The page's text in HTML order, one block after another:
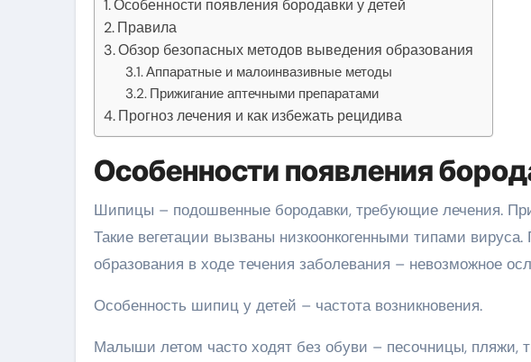
Особенности появления бородавки у детей
Правила
Обзор безопасных методов выведения образования
Аппаратные и малоинвазивные методы
Прижигание аптечными препаратами
Прогноз лечения и как избежать рецидива
Особенности появления
Шипицы – подошвенные бородавки, требующие лечения.
Такие вегетации вызваны низкоонкогенными типами
образования в ходе течения заболевания – невозможное
Особенность шипиц у детей – частота возникновения.
Малыши летом часто ходят без обуви – песочницы, пляжи,